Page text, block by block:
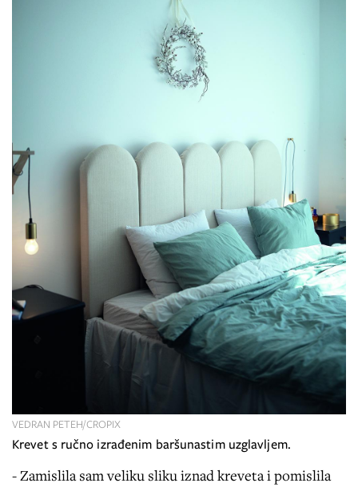
Krevet s ručno izrađenim baršunastim uzglavljem.
VEDRAN PETEH/CROPIX
- Zamislila sam veliku sliku iznad kreveta i pomislila